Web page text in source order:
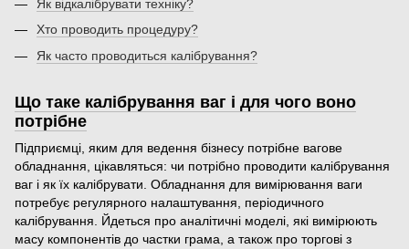
Як відкалібрувати техніку?
Хто проводить процедуру?
Як часто проводиться калібрування?
Що таке калібрування ваг і для чого воно
потрібне
Підприємці, яким для ведення бізнесу потрібне вагове
обладнання, цікавляться: чи потрібно проводити калібрування
ваг і як їх калібрувати. Обладнання для вимірювання ваги
потребує регулярного налаштування, періодичного
калібрування. Йдеться про аналітичні моделі, які вимірюють
масу компонентів до частки грама, а також про торгові з